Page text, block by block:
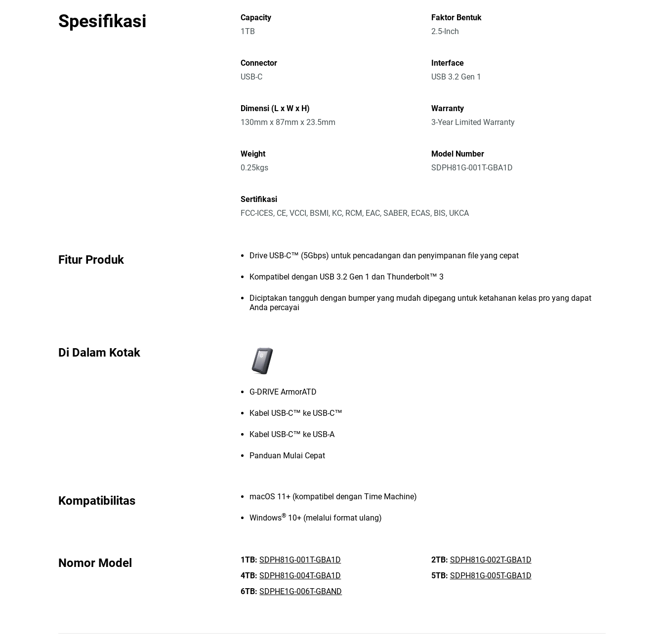
Spesifikasi
Capacity
1TB
Faktor Bentuk
2.5-Inch
Connector
USB-C
Interface
USB 3.2 Gen 1
Dimensi (L x W x H)
130mm x 87mm x 23.5mm
Warranty
3-Year Limited Warranty
Weight
0.25kgs
Model Number
SDPH81G-001T-GBA1D
Sertifikasi
FCC-ICES, CE, VCCI, BSMI, KC, RCM, EAC, SABER, ECAS, BIS, UKCA
Fitur Produk Drive USB-C™ (5Gbps) untuk pencadangan dan penyimpanan file yang cepat
Kompatibel dengan USB 3.2 Gen 1 dan Thunderbolt™ 3
Diciptakan tangguh dengan bumper yang mudah dipegang untuk ketahanan kelas pro yang dapat
Anda percayai
Di Dalam Kotak
G-DRIVE ArmorATD
Kabel USB-C™ ke USB-C™
Kabel USB-C™ ke USB-A
Panduan Mulai Cepat
Kompatibilitas macOS 11+ (kompatibel dengan Time Machine)
Windows® 10+ (melalui format ulang)
Nomor Model 1TB: SDPH81G-001T-GBA1D 2TB: SDPH81G-002T-GBA1D
4TB: SDPH81G-004T-GBA1D 5TB: SDPH81G-005T-GBA1D
6TB: SDPHE1G-006T-GBAND